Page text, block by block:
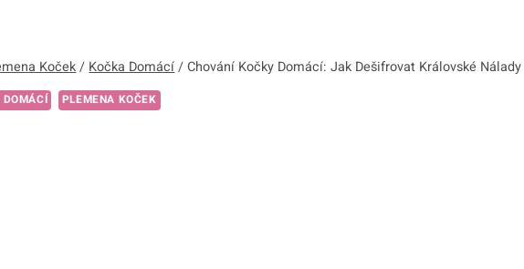
Koček / Kočka Domácí / Chování Kočky Domácí: Jak Dešifrovat Královské
PLEMENA KOČEK